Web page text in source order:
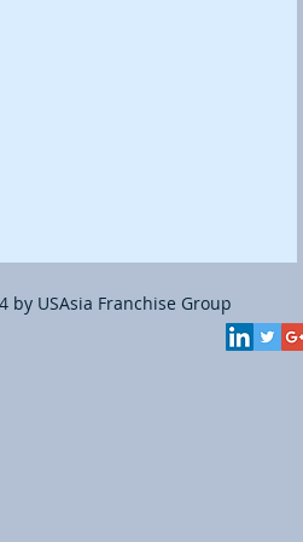
by USAsia Franchise Group